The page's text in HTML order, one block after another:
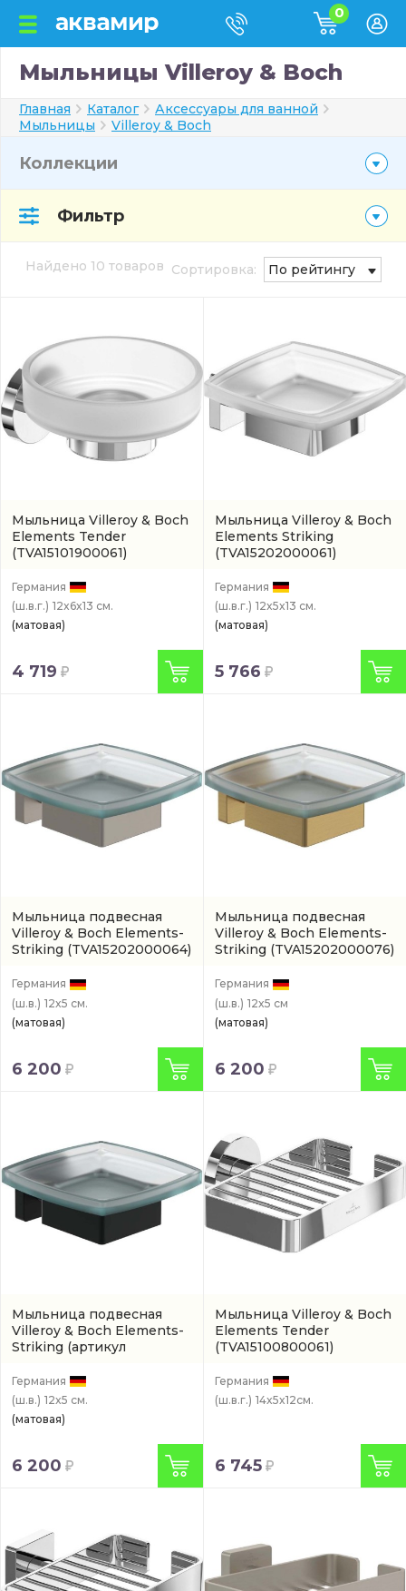
0
Мыльницы Villeroy & Boch
Главная Каталог
Аксессуары для ванной
Мыльницы
Villeroy & Boch
Коллекции
Фильтр
Найдено 10 товаров Сортировка: По рейтингу
Мыльница Villeroy & Boch
Elements Tender
(TVA15101900061)
Германия
(ш.в.г.) 12x6x13 см.
(матовая)
4 719
Мыльница Villeroy & Boch
Elements Striking
(TVA15202000061)
Германия
(ш.в.г.) 12x5x13 см.
(матовая)
5 766
Мыльница подвесная
Villeroy & Boch Elements-
Striking (TVA15202000064)
Германия
(ш.в.) 12x5 см.
(матовая)
6 200
Мыльница подвесная
Villeroy & Boch Elements-
Striking (TVA15202000076)
Германия
(ш.в.) 12x5 см
(матовая)
6 200
Мыльница подвесная
Villeroy & Boch Elements-
Striking (артикул
Германия
(ш.в.) 12x5 см.
(матовая)
6 200
Мыльница Villeroy & Boch
Elements Tender
(TVA15100800061)
Германия
(ш.в.г.) 14x5x12см.
6 745